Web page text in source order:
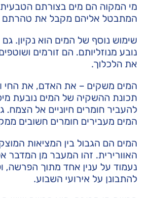
מי המקוה הם מים בצורתם
המתבטל אליהם מקבל את טהרתם
שימוש נוסף של המים הוא נקיון.
נובע מנוזליותם. הם זורמים
את הלכלוך.
המים משקים – את האדם, את החי
תכונת ההשקיה של המים נובעת
להעביר חומרים חיוניים אל הצמח.
המים מעבירים חומרים חשובים
המים הם הגבול בין המציאות
האוורירית. זהו המעבר מן המדבר
נעמוד על ענין אחד מתוך הפרשה,
להתבונן על אירועי השבוע.